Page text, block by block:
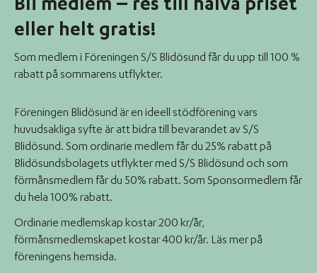
Bli medlem – res till halva priset
eller helt gratis!
Som medlem i Föreningen S/S Blidösund får du upp till 100 %
rabatt på sommarens utflykter.
Föreningen Blidösund är en ideell stödförening vars
huvudsakliga syfte är att bidra till bevarandet av S/S
Blidösund. Som ordinarie medlem får du 25% rabatt på
Blidösundsbolagets utflykter med S/S Blidösund och som
förmånsmedlem får du 50% rabatt. Som Sponsormedlem får
du hela 100% rabatt.
Ordinarie medlemskap kostar 200 kr/år,
förmånsmedlemskapet kostar 400 kr/år. Läs mer på
föreningens hemsida.